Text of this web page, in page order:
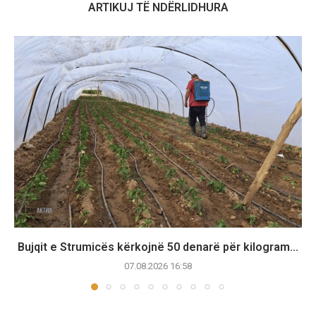
ARTIKUJ TË NDËRLIDHURA
Bujqit e Strumicës kërkojnë 50 denarë për kilogram...
07.08.2026 16:58